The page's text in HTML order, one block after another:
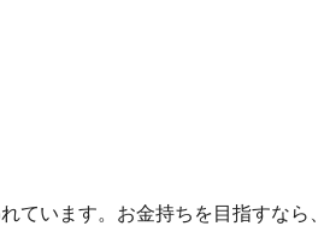
ています。お金持ちを目指すなら、